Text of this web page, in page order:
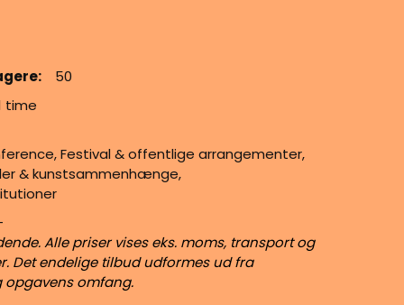
50
time
Festival & offentlige arrangementer,
& kunstsammenhænge,
Alle priser vises eks. moms, transport og
Det endelige tilbud udformes ud fra
omfang.